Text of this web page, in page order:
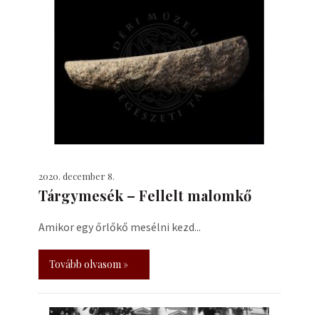
2020. december 8.
Tárgymesék – Fellelt malomkő
Amikor egy őrlőkő mesélni kezd...
Tovább olvasom »